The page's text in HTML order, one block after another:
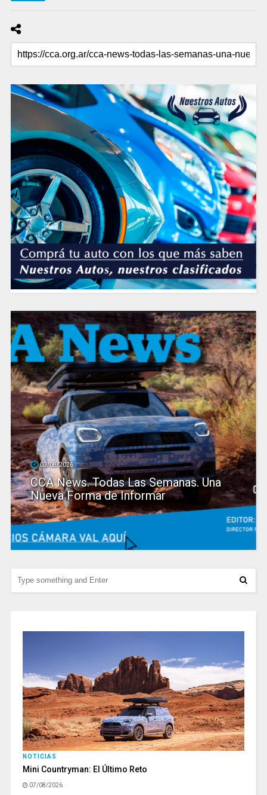
03/08/2026
CCA News. Todas Las Semanas. Una
Nueva Forma de Informar
NOTICIAS
Mini Countryman: El Último Reto
07/08/2026